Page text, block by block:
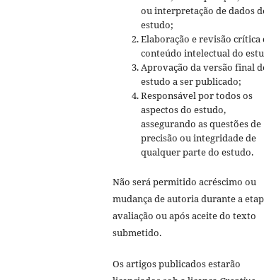
ou interpretação de dados
estudo;
Elaboração e revisão crítica
conteúdo intelectual do
Aprovação da versão final
estudo a ser publicado;
Responsável por todos os
aspectos do estudo,
assegurando as questões de
precisão ou integridade de
qualquer parte do estudo.
Não será permitido acréscimo ou
mudança de autoria durante a
avaliação ou após aceite do texto
submetido.
Os artigos publicados estarão